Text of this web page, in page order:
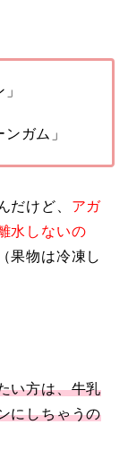
ガム」
だけど、 アガ
水しないの
（果物は冷凍し
い方は、牛乳
にしちゃうの